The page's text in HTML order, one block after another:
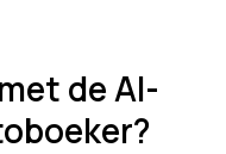
de AI-